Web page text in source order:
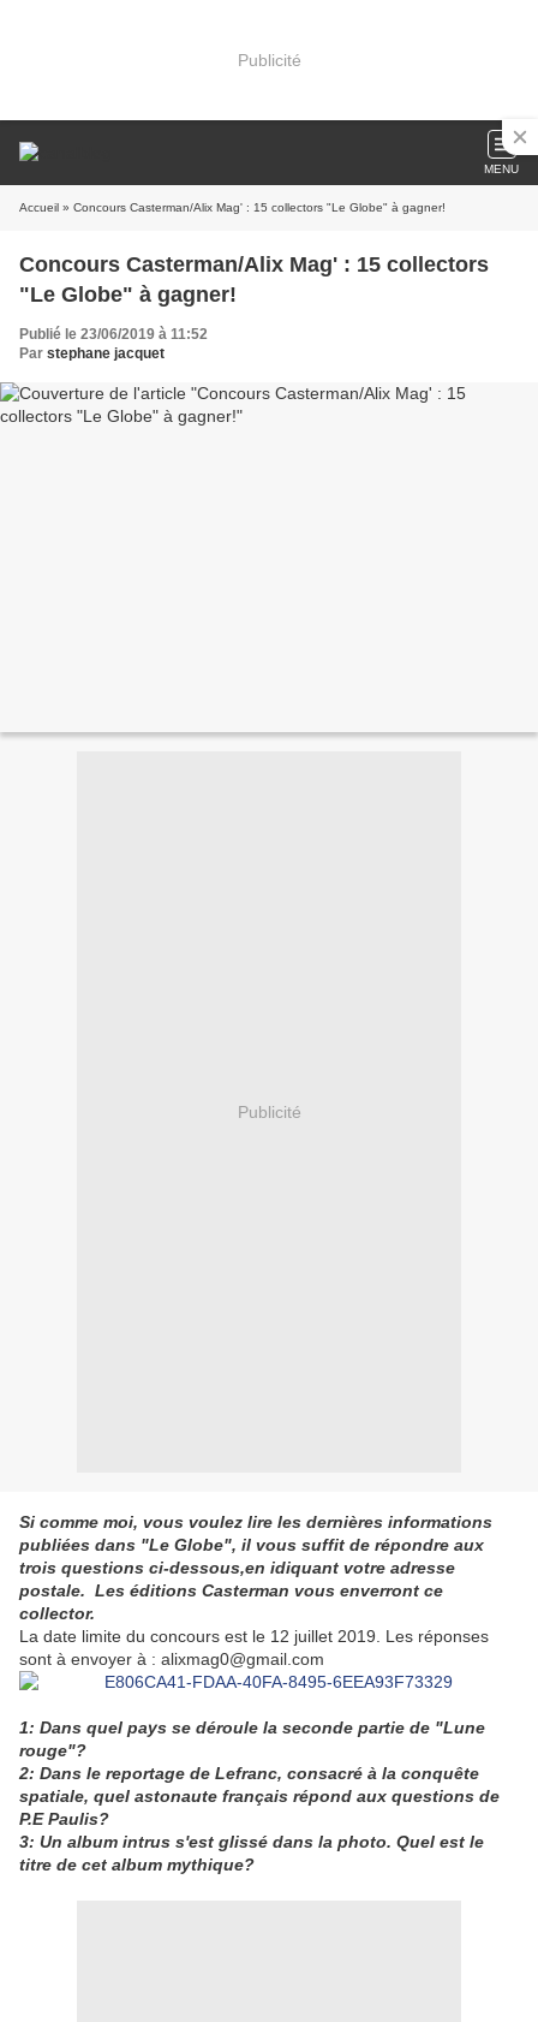
Publicité
MENU
Accueil » Concours Casterman/Alix Mag' : 15 collectors "Le Globe" à gagner!
Concours Casterman/Alix Mag' : 15 collectors
"Le Globe" à gagner!
Publié le 23/06/2019 à 11:52
Par stephane jacquet
Publicité
Si comme moi, vous voulez lire les dernières informations
publiées dans "Le Globe", il vous suffit de répondre aux
trois questions ci-dessous,en idiquant votre adresse
postale. Les éditions Casterman vous enverront ce
collector.
La date limite du concours est le 12 juillet 2019. Les réponses
sont à envoyer à : alixmag0@gmail.com
1: Dans quel pays se déroule la seconde partie de "Lune
rouge"?
2: Dans le reportage de Lefranc, consacré à la conquête
spatiale, quel astonaute français répond aux questions de
P.E Paulis?
3: Un album intrus s'est glissé dans la photo. Quel est le
titre de cet album mythique?